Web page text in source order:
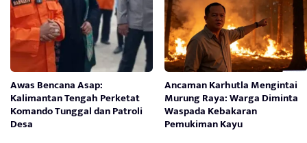
Awas Bencana Asap:
Kalimantan Tengah Perketat
Komando Tunggal dan Patroli
Desa
Ancaman Karhutla Mengintai
Murung Raya: Warga Diminta
Waspada Kebakaran
Pemukiman Kayu